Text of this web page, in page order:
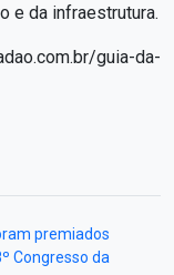
e da infraestrutura.
guia-da-
premiados
Congresso da